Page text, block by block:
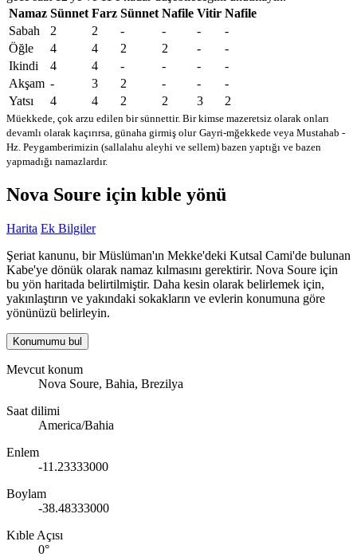
Namaz Sünnet Farz Sünnet Nafile Vitir Nafile
Sabah
2 2 - - -
-
Öğle
4 4 2 2 -
-
Ikindi
4 4 - - -
-
Akşam - 3 2 - -
-
Yatsı
4 4 2 2 3 2
Müekkede, çok arzu edilen bir sünnettir. Bir kimse mazeretsiz olarak onları
devamlı olarak kaçırırsa, günaha girmiş olur Gayri-mğekkede veya Mustahab -
Hz. Peygamberimizin (sallalahu aleyhi ve sellem) bazen yaptığı ve bazen
yapmadığı namazlardır.
Nova Soure için kıble yönü
Harita Ek Bilgiler
Şeriat kanunu, bir Müslüman'ın Mekke'deki Kutsal Cami'de bulunan
Kabe'ye dönük olarak namaz kılmasını gerektirir. Nova Soure için
bu yön haritada belirtilmiştir. Daha kesin olarak belirlemek için,
yakınlaştırın ve yakındaki sokakların ve evlerin konumuna göre
yönünüzü belirleyin.
Konumumu bul
Mevcut konum
Nova Soure, Bahia, Brezilya
Saat dilimi
America/Bahia
Enlem
-11.23333000
Boylam
-38.48333000
Kıble Açısı
0°